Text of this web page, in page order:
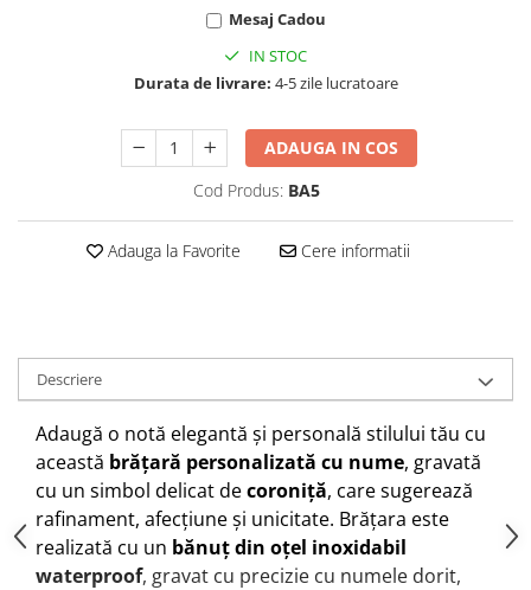
Mesaj Cadou
IN STOC
Durata de livrare: 4-5 zile lucratoare
ADAUGA IN COS
Cod Produs: BA5
Adauga la Favorite Cere informatii
Descriere
Adaugă o notă elegantă și personală stilului tău cu
această brățară personalizată cu nume, gravată
cu un simbol delicat decoroniță, care sugerează
rafinament, afecțiune și unicitate. Brățara este
realizată cu un bănuț din oțel inoxidabil
waterproof, gravat cu precizie cu numele dorit,